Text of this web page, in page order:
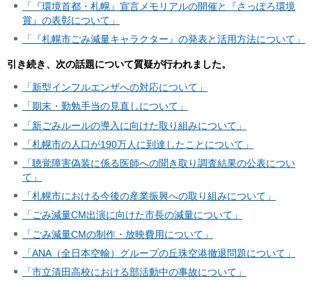
「『環境首都・札幌』宣言メモリアルの開催と『さっぽろ環境
賞』の表彰について」
「『札幌市ごみ減量キャラクター』の発表と活用方法について」
引き続き、次の話題について質疑が行われました。
「新型インフルエンザへの対応について」
「期末・勤勉手当の見直しについて」
「新ごみルールの導入に向けた取り組みについて」
「札幌市の人口が190万人に到達したことについて」
「聴覚障害偽装に係る医師への聞き取り調査結果の公表につい
て」
「札幌市における今後の産業振興への取り組みについて」
「ごみ減量CM出演に向けた市長の減量について」
「ごみ減量CMの制作・放映費用について」
「ANA（全日本空輸）グループの丘珠空港撤退問題について」
「市立清田高校における部活動中の事故について」